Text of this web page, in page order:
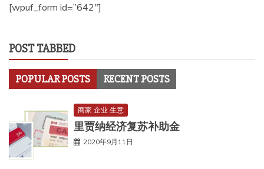
[wpuf_form id=”642″]
POST TABBED
POPULAR POSTS RECENT POSTS
商家 企业 生意
里贾纳经济复苏补助金
2020年9月11日